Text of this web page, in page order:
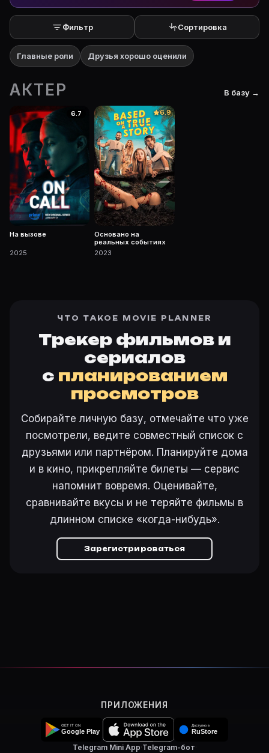
Фильтр Сортировка
Главные роли Друзья хорошо оценили
АКТЕР В базу →
6.7
На вызове
2025
6.9
Основано на
реальных событиях
2023
ЧТО ТАКОЕ MOVIE PLANNER
Трекер фильмов и
сериалов
с планированием
просмотров
Собирайте личную базу, отмечайте что уже
посмотрели, ведите совместный список с
друзьями или партнёром. Планируйте дома
и в кино, прикрепляйте билеты — сервис
напомнит вовремя. Оценивайте,
сравнивайте вкусы и не теряйте фильмы в
длинном списке «когда-нибудь».
Зарегистрироваться
ПРИЛОЖЕНИЯ
Telegram Mini App·Telegram-бот·